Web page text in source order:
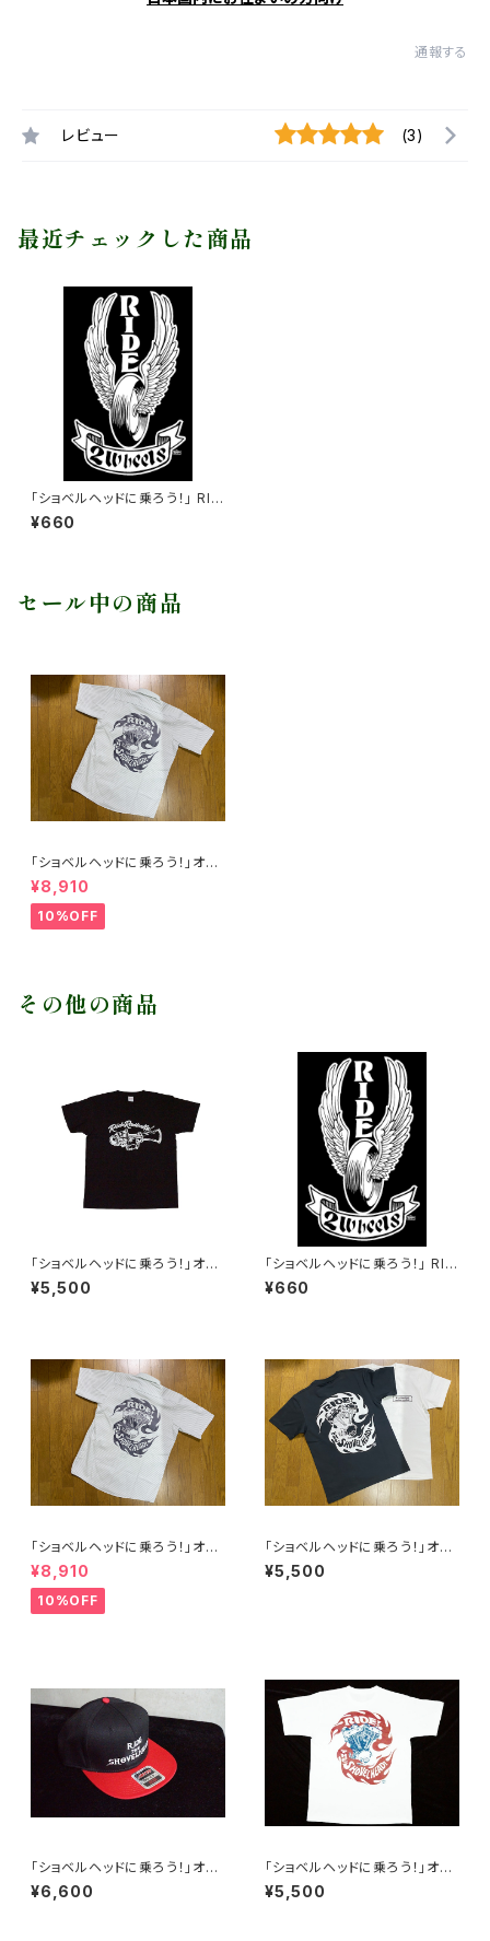
通報する
レビュー (3)
最近チェックした商品
「ショベルヘッドに乗ろう！」 RID
E 2Wheelsステッカー
¥660
セール中の商品
「ショベルヘッドに乗ろう！」オリ
ジナルワークシャツ フレイムス
¥8,910
10%OFF
その他の商品
「ショベルヘッドに乗ろう！」オリ
ジナルTシャツ Ride Radical
ly!
¥5,500
「ショベルヘッドに乗ろう！」 RID
E 2Wheelsステッカー
¥660
「ショベルヘッドに乗ろう！」オリ
ジナルワークシャツ フレイムス
¥8,910
10%OFF
「ショベルヘッドに乗ろう！」オリ
ジナルTシャツ フレイムス Bla
ck&White
¥5,500
「ショベルヘッドに乗ろう！」オリ
ジナルベースボールキャップ
¥6,600
「ショベルヘッドに乗ろう！」オリ
ジナルTシャツ フレイムス
¥5,500